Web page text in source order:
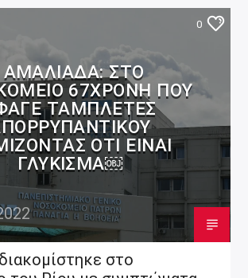
0
ΑΜΑΛΙΆΔΑ: ΣΤΟ
67ΧΡΟΝΗ ΠΟΥ
ΤΑΜΠΛΈΤΕΣ
ΌΤΙ ΕΊΝΑΙ
ΓΛΎΚΙΣΜΑ￼
στο